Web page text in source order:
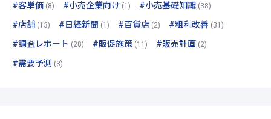
#客単価 (8) #小売企業向け (1) #小売基礎知識 (38)
#店舗 (13) #日経新聞 (1) #百貨店 (2) #粗利改善 (31)
#調査レポート (28) #販促施策 (11) #販売計画 (2)
#需要予測 (3)